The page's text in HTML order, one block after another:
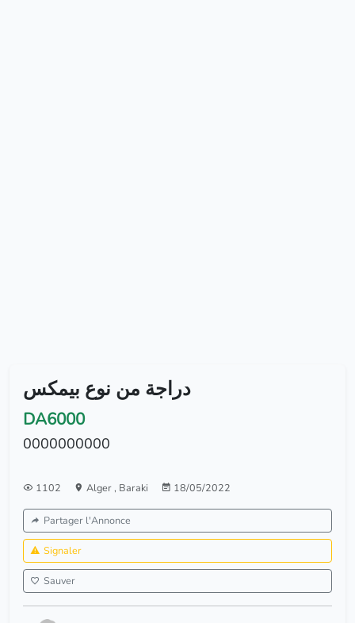
دراجة من نوع بيمكس
DA6000
0000000000
1102 Alger, Baraki 18/05/2022
Partager l'Annonce
Signaler
Sauver